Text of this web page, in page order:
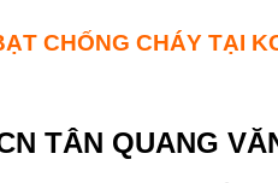
CHỐNG CHÁY TẠI
TÂN QUANG